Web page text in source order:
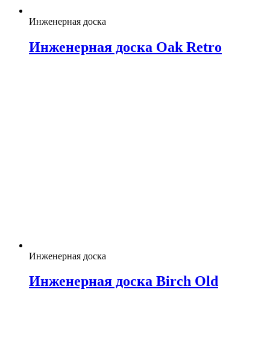
Инженерная доска
Инженерная доска Oak Retro
Инженерная доска
Инженерная доска Birch Old